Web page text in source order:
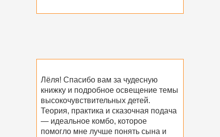
Лёля! Спасибо вам за чудесную
книжку и подробное освещение темы
высокочувствительных детей.
Теория, практика и сказочная подача
— идеальное комбо, которое
помогло мне лучше понять сына и